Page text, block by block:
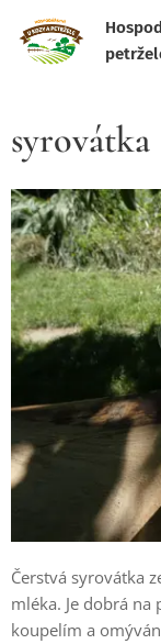
syrovátka
Čerstvá syrovátka
mléka. Je dobrá
koupelím a